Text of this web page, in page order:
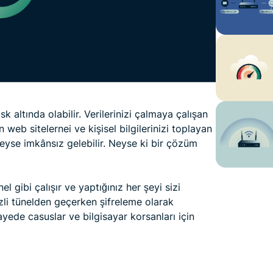
altında olabilir. Verilerinizi çalmaya çalışan
web sitelernei ve kişisel bilgilerinizi toplayan
imkânsız gelebilir. Neyse ki bir çözüm
gibi çalışır ve yaptığınız her şeyi sizi
tünelden geçerken şifreleme olarak
casuslar ve bilgisayar korsanları için